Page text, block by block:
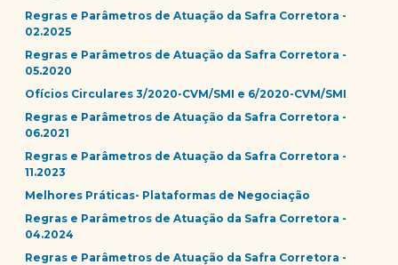
Regras e Parâmetros de Atuação da Safra Corretora -
02.2025
Regras e Parâmetros de Atuação da Safra Corretora -
05.2020
Ofícios Circulares 3/2020-CVM/SMI e 6/2020-CVM/SMI
Regras e Parâmetros de Atuação da Safra Corretora -
06.2021
Regras e Parâmetros de Atuação da Safra Corretora -
11.2023
Melhores Práticas- Plataformas de Negociação
Regras e Parâmetros de Atuação da Safra Corretora -
04.2024
Regras e Parâmetros de Atuação da Safra Corretora -